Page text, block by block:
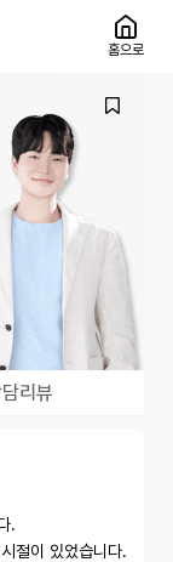
홈으로
리뷰
.
절이 있었습니다.